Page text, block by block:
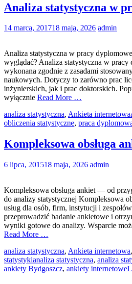
Analiza statystyczna w
14 marca, 201718 maja, 2026 admin
Analiza statystyczna w pracy
wyglądać? Analiza statystyczna w
wykonana zgodnie z zasadami
naukowych. Dotyczy to zarówno prac
inżynierskich, jak i prac doktorskich.
wyłącznie Read More …
analiza statystyczna, Ankieta internetowa
obliczenia statystyczne, praca
Kompleksowa obsługa
6 lipca, 201518 maja, 2026 admin
Kompleksowa obsługa ankiet — od
do analizy statystycznej Kompleksowa
usług dla osób, firm, instytucji i
przeprowadzić badanie ankietowe i
wyniki gotowe do analizy. Wsparcie
Read More …
analiza statystyczna, Ankieta internetowa,
statystykianaliza statystyczna, analiza
ankiety Bydgoszcz, ankiety internetowe